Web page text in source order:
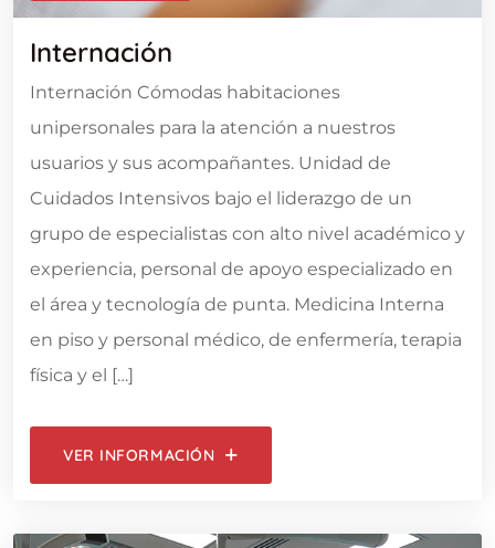
Internación
Internación Cómodas habitaciones
unipersonales para la atención a nuestros
usuarios y sus acompañantes. Unidad de
Cuidados Intensivos bajo el liderazgo de un
grupo de especialistas con alto nivel académico y
experiencia, personal de apoyo especializado en
el área y tecnología de punta. Medicina Interna
en piso y personal médico, de enfermería, terapia
física y el […]
VER INFORMACIÓN